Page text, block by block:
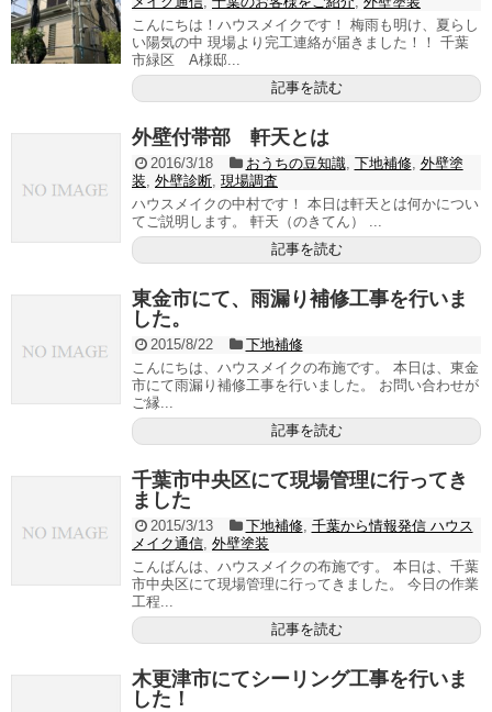
こんにちは！ハウスメイクです！ 梅雨も明け、夏らし
い陽気の中 現場より完工連絡が届きました！！ 千葉
市緑区 A様邸...
記事を読む
外壁付帯部 軒天とは
2016/3/18 おうちの豆知識, 下地補修, 外壁塗
装, 外壁診断, 現場調査
ハウスメイクの中村です！ 本日は軒天とは何かについ
てご説明します。 軒天（のきてん） ...
記事を読む
東金市にて、雨漏り補修工事を行いま
した。
2015/8/22
下地補修
こんにちは、ハウスメイクの布施です。 本日は、東金
市にて雨漏り補修工事を行いました。 お問い合わせが
ご縁...
記事を読む
千葉市中央区にて現場管理に行ってき
ました
2015/3/13 下地補修, 千葉から情報発信 ハウス
メイク通信, 外壁塗装
こんばんは、ハウスメイクの布施です。 本日は、千葉
市中央区にて現場管理に行ってきました。 今日の作業
工程...
記事を読む
木更津市にてシーリング工事を行いま
した！